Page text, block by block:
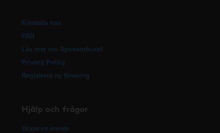
Kontakta oss
FAQ
Läs mer om Sponsorhuset
Privacy Policy
Registrera ny förening
Hjälp och frågor
Skapa ett ärende